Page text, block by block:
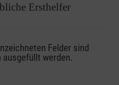
Ersthelfer
/ Unfallkasse
Felder sind
werden.